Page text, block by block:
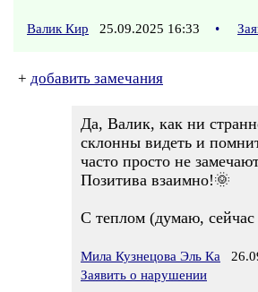
Валик Кир 25.09.2025 16:33 •
+ добавить замечания
Да, Валик, как ни
склонны видеть и
часто просто не
Позитива взаимно!🌞
С теплом (думаю, сейчас
Мила Кузнецова Эль Ка
Заявить о нарушении